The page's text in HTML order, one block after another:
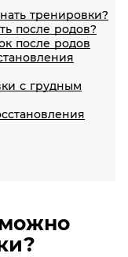
тренировки?
после родов?
после родов
с грудным